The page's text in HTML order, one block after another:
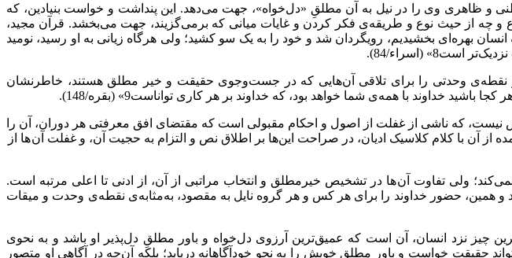
و ظاهری وی را در نیل به آن مطلقِ «دل‌خواه»، جهت می‌دهد. این پنداشت و خواست بنیادین، که
و چه از حیث نوع و طریقه‌ی فکر کردن و غایات میانی که برمی‌گزیند، جهت می‌بخشد. قرآن مجید،
بهره‌ای بخشیدیم، رویگردان شد و خود را به یک سو کشید؛ ولی هرگاه زیانی به او رسید، نومید
(اسراء/84).
و نقطه‌ی وحدتی را برای تلاقی آن‌هایی که در جست‌وجوی حقیقت و خیر مطلق هستند، خاطرنشان
خداوند با همه‌ی شما خواهد بود، که خداوند بر هر کاری تواناست9» (بقره/148).
نیست، که ناشی از غفلت از اصول و احکام مقبولی است که مقتضای افق معرفتی هر دوران، آن را
آن با کلام کلاسیک ادیان، در صراحت این‌ها بر اطلاق نص و التزام به حجیت آن، و غفلت آن ها از
ولی تفاوت آن ها در تشخیص خیرمطلق و انتخاب مراتبی از آن، از ادنی تا اعلی مرتبه است.
و همین، حضور خداوند را برای هر کس و هر گروه نایل به مقصود، به‌مثابه‌ی نقطه‌ی وحدت و میقات
چیز نزد انسان، آن است که عمیق‌ترین آرزوی دل‌خواه و باور مطلقِ دل‌پذیر او باشد و به نحوی
خواست و باور مطلق خویش را به نحو خودآگاهانه دریابد؛ بلکه آن‌چه در آگاهی او متصور